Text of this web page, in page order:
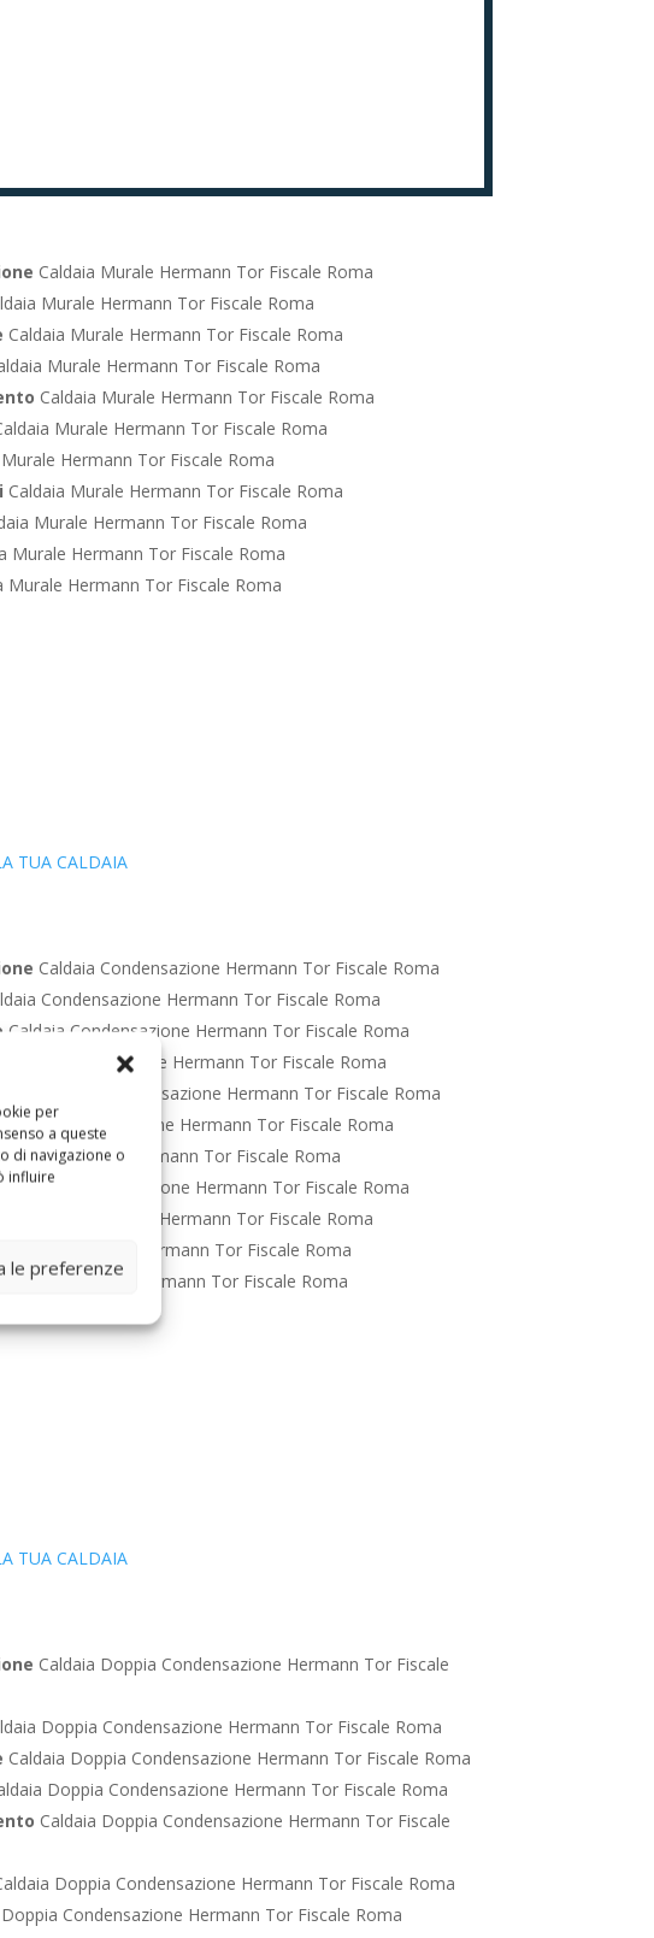
per
a queste
di navigazione o
influire
le preferenze
Caldaia Murale Hermann Tor Fiscale Roma
Murale Hermann Tor Fiscale Roma
Caldaia Murale Hermann Tor Fiscale Roma
Murale Hermann Tor Fiscale Roma
Caldaia Murale Hermann Tor Fiscale Roma
Murale Hermann Tor Fiscale Roma
Hermann Tor Fiscale Roma
Caldaia Murale Hermann Tor Fiscale Roma
Murale Hermann Tor Fiscale Roma
Murale Hermann Tor Fiscale Roma
Murale Hermann Tor Fiscale Roma
TUA CALDAIA
Caldaia Condensazione Hermann Tor Fiscale Roma
Condensazione Hermann Tor Fiscale Roma
Caldaia Condensazione Hermann Tor Fiscale Roma
Condensazione Hermann Tor Fiscale Roma
Caldaia Condensazione Hermann Tor Fiscale Roma
Condensazione Hermann Tor Fiscale Roma
Hermann Tor Fiscale Roma
Caldaia Condensazione Hermann Tor Fiscale Roma
Condensazione Hermann Tor Fiscale Roma
Condensazione Hermann Tor Fiscale Roma
Condensazione Hermann Tor Fiscale Roma
TUA CALDAIA
Caldaia Doppia Condensazione Hermann Tor Fiscale
Doppia Condensazione Hermann Tor Fiscale Roma
Caldaia Doppia Condensazione Hermann Tor Fiscale Roma
Doppia Condensazione Hermann Tor Fiscale Roma
Caldaia Doppia Condensazione Hermann Tor Fiscale
Doppia Condensazione Hermann Tor Fiscale Roma
Condensazione Hermann Tor Fiscale Roma